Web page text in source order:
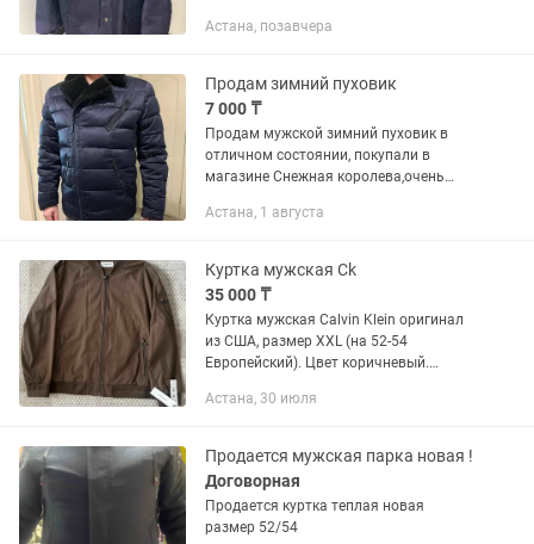
Астана, позавчера
Продам зимний пуховик
7 000 ₸
Продам мужской зимний пуховик в
отличном состоянии, покупали в
магазине Снежная королева,очень
Астана, 1 августа
Куртка мужская Ck
35 000 ₸
Куртка мужская Calvin Klein оригинал
из США, размер XXL (на 52-54
Европейский). Цвет коричневый.
Астана, 30 июля
Продается мужская парка новая !
Договорная
Продается куртка теплая новая
размер 52/54